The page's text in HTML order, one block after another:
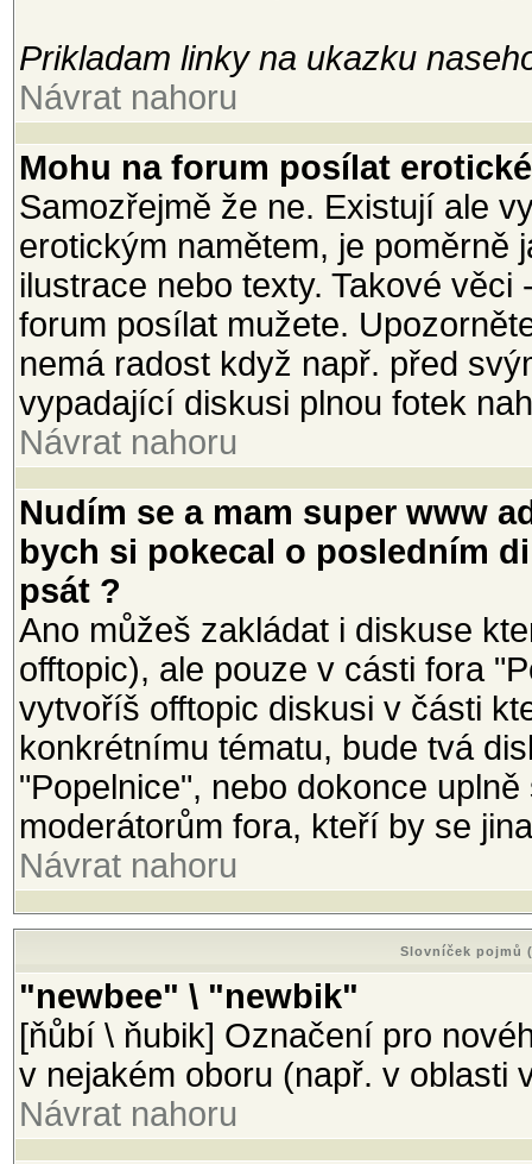
Prikladam linky na ukazku
Návrat nahoru
Mohu na forum posílat
Samozřejmě že ne. Existují ale
erotickým namětem, je poměrně
ilustrace nebo texty. Takové
forum posílat mužete.
nemá radost když např. před
vypadající diskusi plnou fotek
Návrat nahoru
Nudím se a mam super www
bych si pokecal o posledním
psát ?
Ano můžeš zakládat i diskuse
offtopic), ale pouze v cásti fora
vytvoříš offtopic diskusi v části
konkrétnímu tématu, bude tvá
"Popelnice", nebo dokonce
moderátorům fora, kteří by se
Návrat nahoru
Slovníček pojmů
"newbee" \ "newbik"
[ňůbí \ ňubik] Označení pro
v nejakém oboru (např. v oblasti
Návrat nahoru